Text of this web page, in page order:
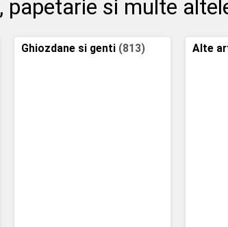
papetarie si multe
Ghiozdane si genti (813) Alte